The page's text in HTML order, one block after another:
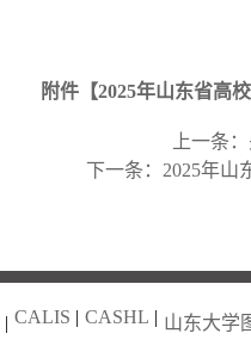
附件【2025年山东省高
上一条：
下一条： 2025年山
| CALIS | CASHL | 山东大学